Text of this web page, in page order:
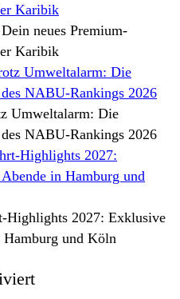
neues Premium-
Karibik
Umweltalarm: Die
NABU-Rankings 2026
Highlights 2027: Exklusive
und Köln